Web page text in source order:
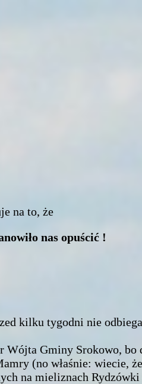
na to, że
nas opuścić !
kilku tygodni nie
Wójta Gminy Srokowo, bo
(no właśnie: wiecie,
na mieliznach